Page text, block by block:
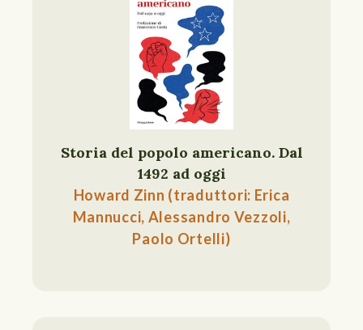
Storia del popolo americano. Dal
1492 ad oggi
Howard Zinn (traduttori: Erica
Mannucci, Alessandro Vezzoli,
Paolo Ortelli)